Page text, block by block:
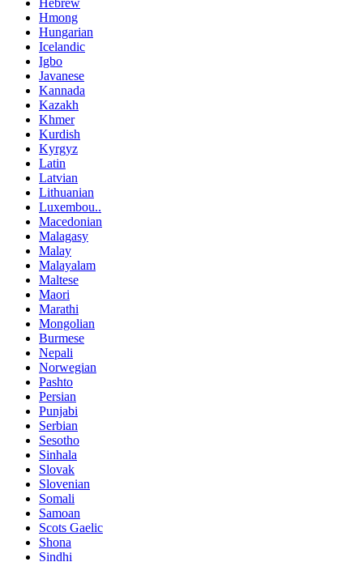
Hmong
Hungarian
Icelandic
Igbo
Javanese
Kannada
Kazakh
Khmer
Kurdish
Kyrgyz
Latin
Latvian
Lithuanian
Luxembou..
Macedonian
Malagasy
Malay
Malayalam
Maltese
Maori
Marathi
Mongolian
Burmese
Nepali
Norwegian
Pashto
Persian
Punjabi
Serbian
Sesotho
Sinhala
Slovak
Slovenian
Somali
Samoan
Scots Gaelic
Shona
Sindhi